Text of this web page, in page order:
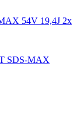
54V 19,4J 2x